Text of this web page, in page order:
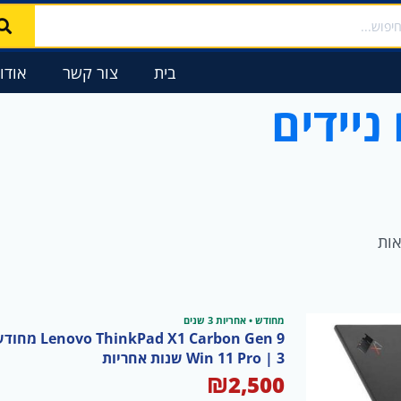
בית צור קשר
ממוין
לפי
מחודש • אחריות 3 שנים
Win 11 Pro | 3 שנות אחריות
₪2,500